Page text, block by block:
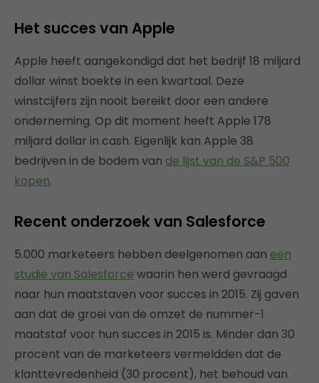
Het succes van Apple
Apple heeft aangekondigd dat het bedrijf 18 miljard
dollar winst boekte in een kwartaal. Deze
winstcijfers zijn nooit bereikt door een andere
onderneming. Op dit moment heeft Apple 178
miljard dollar in cash. Eigenlijk kan Apple 38
bedrijven in de bodem van de lijst van de S&P 500
kopen.
Recent onderzoek van Salesforce
5.000 marketeers hebben deelgenomen aan een
studie van Salesforce waarin hen werd gevraagd
naar hun maatstaven voor succes in 2015. Zij gaven
aan dat de groei van de omzet de nummer-1
maatstaf voor hun succes in 2015 is. Minder dan 30
procent van de marketeers vermeldden dat de
klanttevredenheid (30 procent), het behoud van